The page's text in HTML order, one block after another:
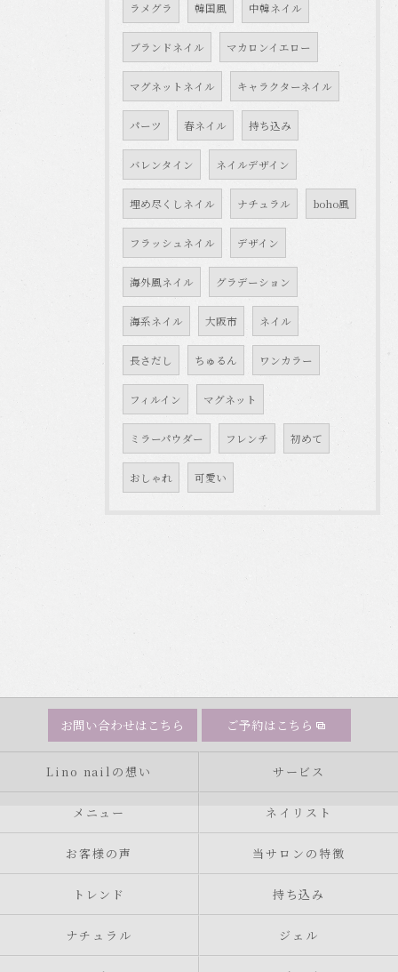
ラメグラ 韓国風 中韓ネイル
ブランドネイル マカロンイエロー
マグネットネイル キャラクターネイル
パーツ 春ネイル 持ち込み
バレンタイン ネイルデザイン
埋め尽くしネイル ナチュラル boho風
フラッシュネイル デザイン
海外風ネイル グラデーション
海系ネイル 大阪市 ネイル
長さだし ちゅるん ワンカラー
フィルイン マグネット
ミラーパウダー フレンチ 初めて
おしゃれ 可愛い
お問い合わせはこちら ご予約はこちら
Lino nailの想い サービス
メニュー ネイリスト
お客様の声 当サロンの特徴
トレンド 持ち込み
ナチュラル ジェル